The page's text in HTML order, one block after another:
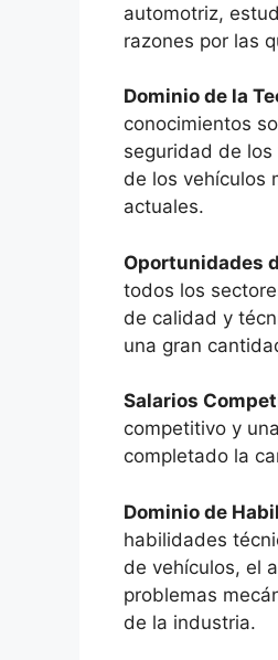
automotriz,
razones por las
Dominio de la
conocimientos
seguridad de
de los vehículos
actuales.
Oportunidades
todos los
de calidad y
una gran
Salarios
competitivo y
completado la
Dominio de
habilidades
de vehículos, el
problemas
de la industria.